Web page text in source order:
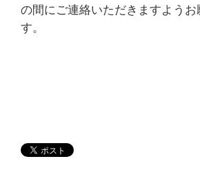
の間にご連絡いただきますようお
す。